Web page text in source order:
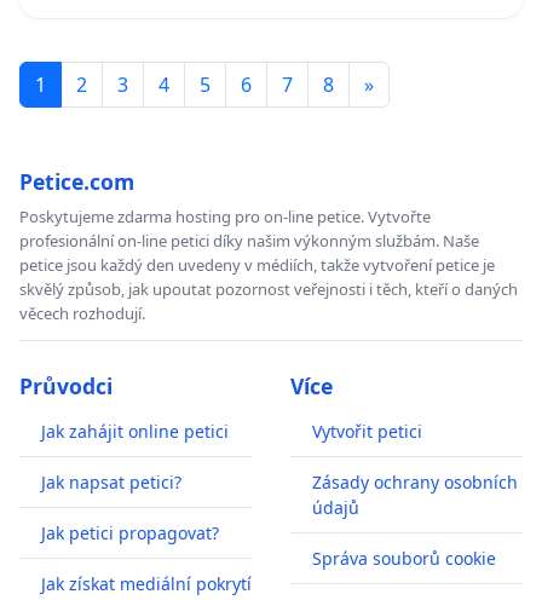
1 2 3 4 5 6 7 8 »
Petice.com
Poskytujeme zdarma hosting pro on-line petice. Vytvořte
profesionální on-line petici díky našim výkonným službám. Naše
petice jsou každý den uvedeny v médiích, takže vytvoření petice je
skvělý způsob, jak upoutat pozornost veřejnosti i těch, kteří o daných
věcech rozhodují.
Průvodci
Jak zahájit online petici
Jak napsat petici?
Jak petici propagovat?
Jak získat mediální pokrytí
Více
Vytvořit petici
Zásady ochrany osobních
údajů
Správa souborů cookie